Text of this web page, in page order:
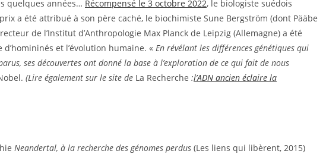
quelques années… Récompensé le 3 octobre 2022, le biologiste suédois
a été attribué à son père caché, le biochimiste Sune Bergström (dont Pääbe
de l’Institut d’Anthropologie Max Planck de Leipzig (Allemagne) a été
et l’évolution humaine. « En révélant les différences génétiques qui
ses découvertes ont donné la base à l’exploration de ce qui fait de nous
(Lire également sur le site de La Recherche :l’ADN ancien éclaire la
Neandertal, à la recherche des génomes perdus (Les liens qui libèrent, 2015)